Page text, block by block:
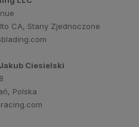
CA, Stany Zjednoczone
Ciesielski
Polska